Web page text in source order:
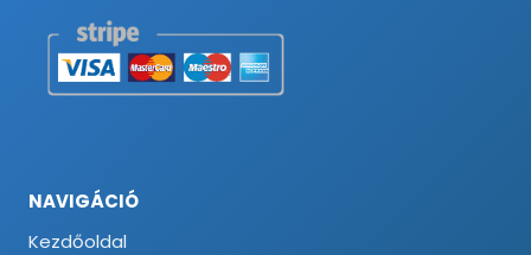
NAVIGÁCIÓ
Kezdőoldal